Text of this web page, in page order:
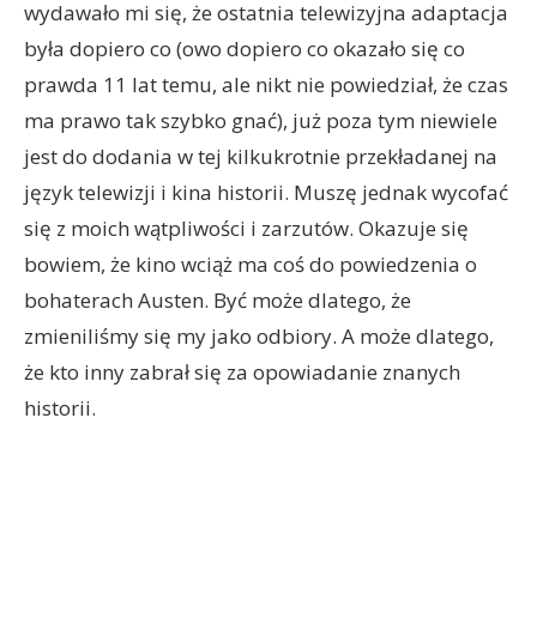
wydawało mi się, że ostatnia telewizyjna adaptacja
była dopiero co (owo dopiero co okazało się co
prawda 11 lat temu, ale nikt nie powiedział, że czas
ma prawo tak szybko gnać), już poza tym niewiele
jest do dodania w tej kilkukrotnie przekładanej na
język telewizji i kina historii. Muszę jednak wycofać
się z moich wątpliwości i zarzutów. Okazuje się
bowiem, że kino wciąż ma coś do powiedzenia o
bohaterach Austen. Być może dlatego, że
zmieniliśmy się my jako odbiory. A może dlatego,
że kto inny zabrał się za opowiadanie znanych
historii.